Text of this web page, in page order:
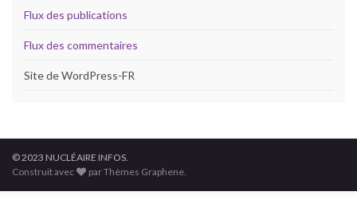
Flux des publications
Flux des commentaires
Site de WordPress-FR
© 2023 NUCLÉAIRE INFOS.
Construit avec
par Thèmes Graphene.